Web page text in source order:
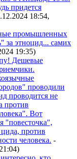
придется
18:54,
промышленных
за этноцид... самих
19:35)
Дешевые
проводили
проводится не
против
Вот
"повесточка",
против
человека. -
)